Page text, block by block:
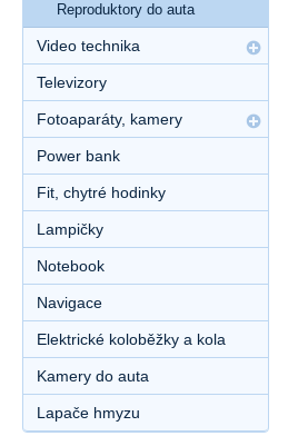
Reproduktory do auta
Video technika
Televizory
Fotoaparáty, kamery
Power bank
Fit, chytré hodinky
Lampičky
Notebook
Navigace
Elektrické koloběžky a kola
Kamery do auta
Lapače hmyzu